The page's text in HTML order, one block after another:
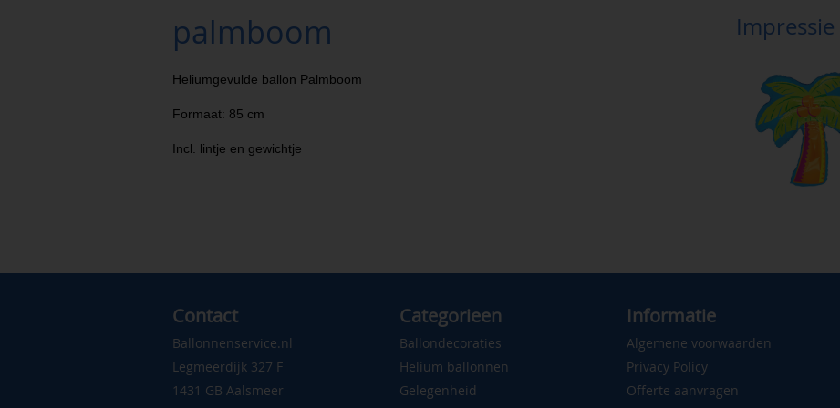
palmboom
Heliumgevulde ballon Palmboom
Formaat: 85 cm
Incl. lintje en gewichtje
Impressie
Contact
Ballonnenservice.nl
Legmeerdijk 327 F
1431 GB Aalsmeer
Categorieen
Ballondecoraties
Helium ballonnen
Gelegenheid
Informatie
Algemene voorwaarden
Privacy Policy
Offerte aanvragen